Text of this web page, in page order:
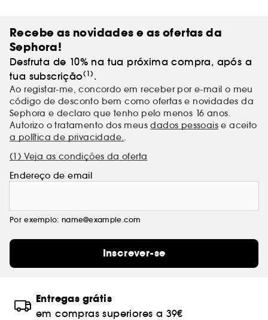
Recebe as novidades e as ofertas da
Sephora!
Desfruta de 10% na tua próxima compra, após a
tua subscrição(1) .
Ao registar-me, concordo em receber por e-mail o meu
código de desconto bem como ofertas e novidades da
Sephora e declaro que tenho pelo menos 16 anos.
Autorizo o tratamento dos meusdados pessoais e aceito
a política de privacidade..
(1) Veja as condições da oferta
Endereço de email
Por exemplo: name@example.com
Inscrever-se
Entregas grátis
em compras superiores a 39€